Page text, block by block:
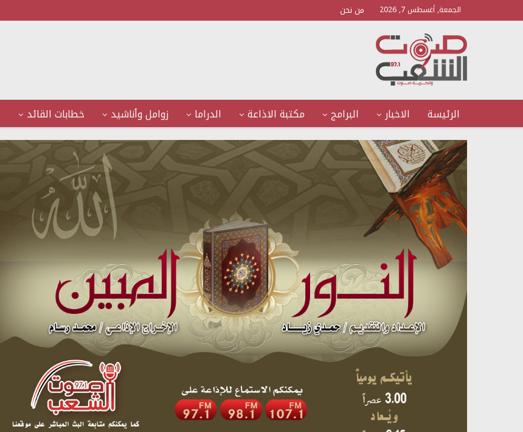
الجمعة, أغسطس 7, 2026 من نحن
الرئيسة الاخبار البرامج مكتبة الاذاعة الدراما زوامل وأناشيد خطابات القائد